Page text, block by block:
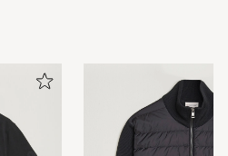
utvalgt sortiment av merkets